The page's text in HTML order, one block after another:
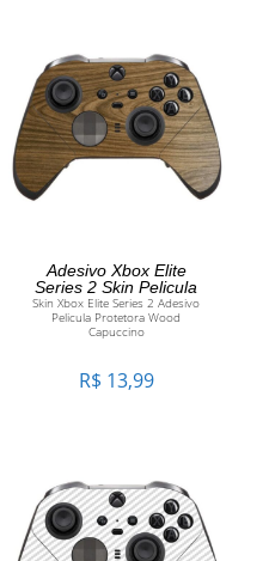
ADICIONAR AO CARRINHO
Adesivo Xbox Elite
Series 2 Skin Pelicula
Skin Xbox Elite Series 2 Adesivo
Pelicula Protetora Wood
Capuccino
R$ 13,99